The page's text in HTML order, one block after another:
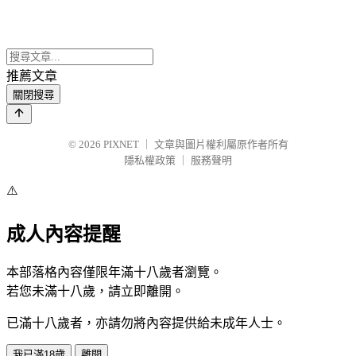
推薦文章
關閉搜尋
© 2026 PIXNET
文章與圖片權利屬原作者所有
隱私權政策
服務聲明
⚠️
成人內容提醒
本部落格內容僅限年滿十八歲者瀏覽。
若您未滿十八歲，請立即離開。
已滿十八歲者，亦請勿將內容提供給未成年人士。